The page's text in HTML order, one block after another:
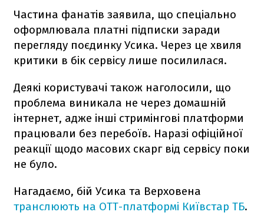
Частина фанатів заявила, що спеціально
оформлювала платні підписки заради
перегляду поєдинку Усика. Через це хвиля
критики в бік сервісу лише посилилася.
Деякі користувачі також наголосили, що
проблема виникала не через домашній
інтернет, адже інші стримінгові платформи
працювали без перебоїв. Наразі офіційної
реакції щодо масових скарг від сервісу поки
не було.
Нагадаємо, бій Усика та Верховена
транслюють на ОТТ-платформі Київстар ТБ.